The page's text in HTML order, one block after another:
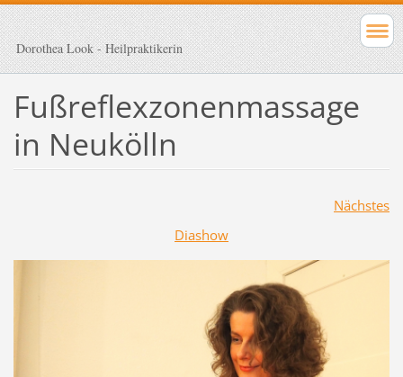
Dorothea Look - Heilpraktikerin
Fußreflexzonenmassage
in Neukölln
Nächstes
Diashow